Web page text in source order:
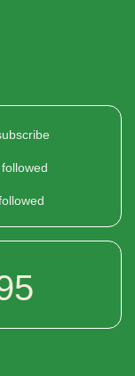
followed